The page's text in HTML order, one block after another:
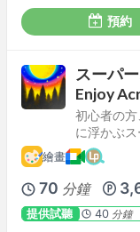
預約
スーパ
Enjoy
初心者の
に浮かぶ
繪畫
70 分鐘
提供試聽 40 分鐘